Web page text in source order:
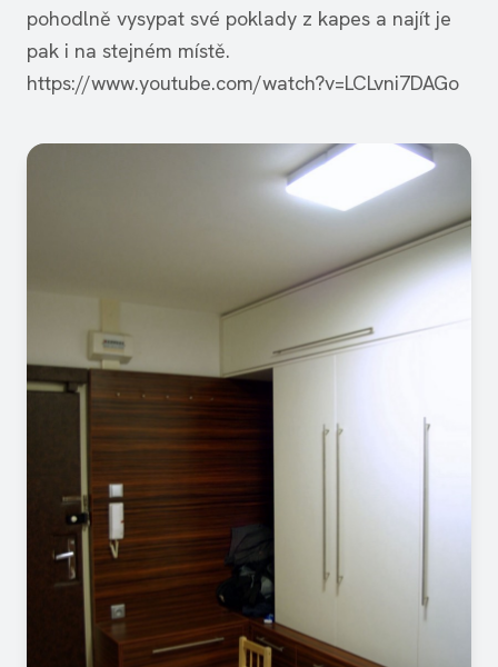
pohodlně vysypat své poklady z kapes a najít je
pak i na stejném místě.
https://www.youtube.com/watch?v=LCLvni7DAGo